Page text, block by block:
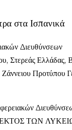
στα Ισπανικά
Διευθύνσεων
Στερεάς Ελλάδας,
Προτύπου
(ΕΚΤΟΣ ΤΩΝ